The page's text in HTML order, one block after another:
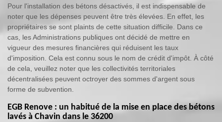
Pour l'installation des bétons désactivés, il est indispensable de
noter que les dépenses peuvent être très élevées. En effet, les
propriétaires se sont plaints de cette situation difficile. Dans ce
cas, les Administrations publiques ont décidé de mettre en
vigueur des mesures financières qui réduisent les taux
d'imposition. Cela est connu sous le nom de crédit d'impôt. À côté
de cela, veuillez noter que les collectivités territoriales
décentralisées peuvent octroyer des sommes d'argent sous
forme de subvention.
EGB Renove : un habitué de la mise en place des bétons
lavés à Chavin dans le 36200